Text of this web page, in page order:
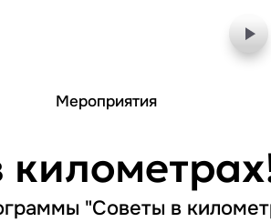
Мероприятия
"Советы в